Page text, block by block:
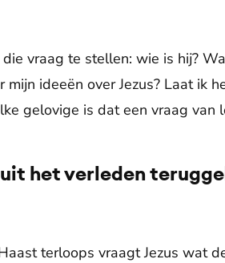
vraag te stellen: wie is hij?
ideeën over Jezus? Laat ik
gelovige is dat een vraag van
het verleden
terloops vraagt Jezus wat